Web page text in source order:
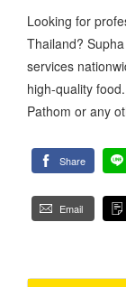
Looking for
Thailand?
services
high-quality
Pathom or any
Share
Email